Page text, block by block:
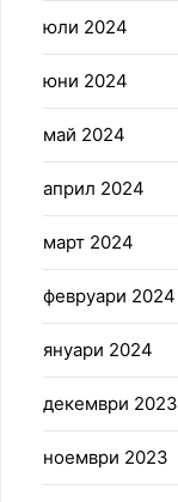
юли 2024
юни 2024
май 2024
април 2024
март 2024
февруари 2024
януари 2024
декември 2023
ноември 2023